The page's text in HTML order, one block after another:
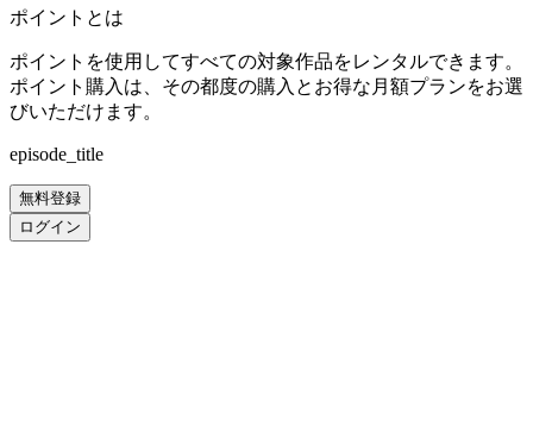
ポイントとは
ポイントを使用してすべての対象作品をレンタルできます。
ポイント購入は、その都度の購入とお得な月額プランをお選
びいただけます。
episode_title
無料登録
ログイン